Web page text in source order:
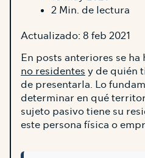
2 Min. de lectura
Actualizado: 8 feb 2021
En posts anteriores se ha
no residentes y de quién
de presentarla. Lo
determinar en qué
sujeto pasivo tiene su
este persona física o